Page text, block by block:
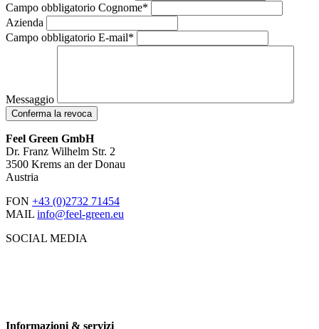
Campo obbligatorio Cognome*
Azienda
Campo obbligatorio E-mail*
Messaggio
Conferma la revoca
Feel Green GmbH
Dr. Franz Wilhelm Str. 2
3500 Krems an der Donau
Austria
FON +43 (0)2732 71454
MAIL info@feel-green.eu
SOCIAL MEDIA
Informazioni & servizi